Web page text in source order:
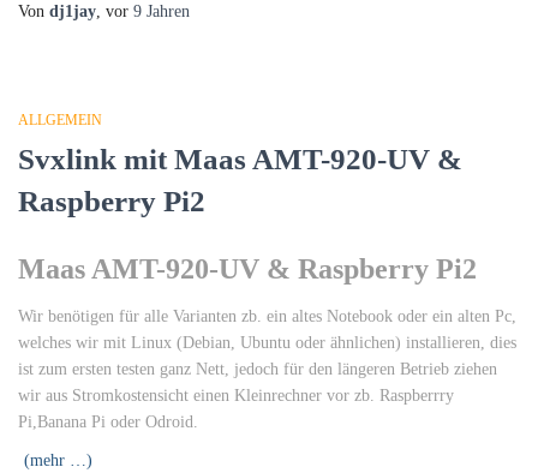
Von dj1jay, vor 9 Jahren
ALLGEMEIN
Svxlink mit Maas AMT-920-UV &
Raspberry Pi2
Maas AMT-920-UV & Raspberry Pi2
Wir benötigen für alle Varianten zb. ein altes Notebook oder ein alten Pc,
welches wir mit Linux (Debian, Ubuntu oder ähnlichen) installieren, dies
ist zum ersten testen ganz Nett, jedoch für den längeren Betrieb ziehen
wir aus Stromkostensicht einen Kleinrechner vor zb. Raspberrry
Pi,Banana Pi oder Odroid.
(mehr …)